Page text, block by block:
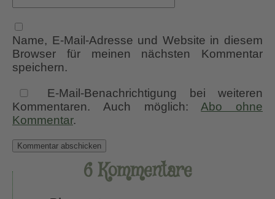
Name, E-Mail-Adresse und Website in diesem
Browser für meinen nächsten Kommentar
speichern.
E-Mail-Benachrichtigung bei weiteren
Kommentaren. Auch möglich:Abo ohne
Kommentar.
6 Kommentare